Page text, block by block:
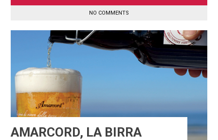
NO COMMENTS
AMARCORD, LA BIRRA